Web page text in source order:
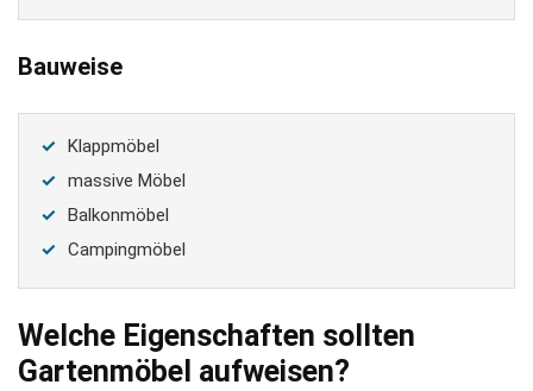
Bauweise
Klappmöbel
massive Möbel
Balkonmöbel
Campingmöbel
Welche Eigenschaften sollten
Gartenmöbel aufweisen?